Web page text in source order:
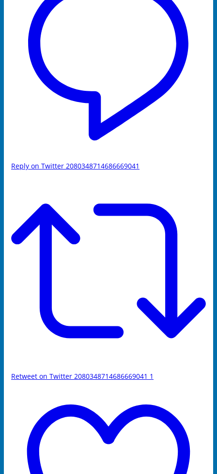
Reply on Twitter 2080348714686669041
Retweet on Twitter 2080348714686669041 1